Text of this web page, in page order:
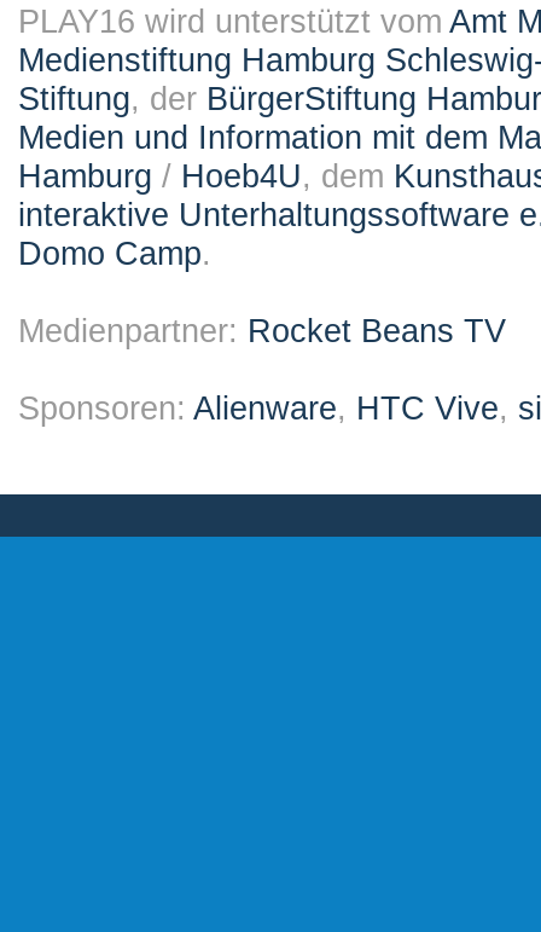
PLAY16 wird unterstützt vom Amt
Medienstiftung Hamburg
Stiftung, der BürgerStiftung
Medien und Information mit dem
Hamburg / Hoeb4U, dem
interaktive Unterhaltungssoftware
Domo Camp.
Medienpartner: Rocket Beans TV
Sponsoren: Alienware, HTC Vive,